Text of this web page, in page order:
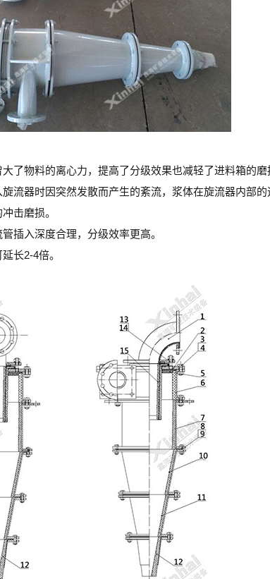
了物料的离心力，提高了分级效果也减轻了进料箱的磨
流器时因突然发散而产生的紊流，浆体在旋流器内部
击磨损。
插入深度合理，分级效率更高。
长2-4倍。